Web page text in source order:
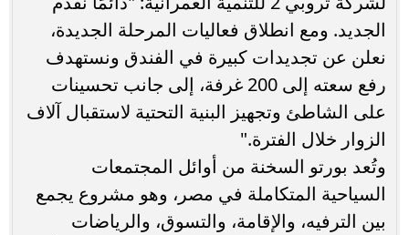
الجديد. ومع انطلاق فعاليات المرحلة الجديدة،
نعلن عن تجديدات كبيرة في الفندق ونستهدف
رفع سعته إلى 200 غرفة، إلى جانب تحسينات
على الشاطئ وتجهيز البنية التحتية لاستقبال آلاف
الزوار خلال الفترة."
وتُعد بورتو السخنة من أوائل المجتمعات
السياحية المتكاملة في مصر، وهو مشروع يجمع
بين الترفيه، والإقامة، والتسوق، والرياضات